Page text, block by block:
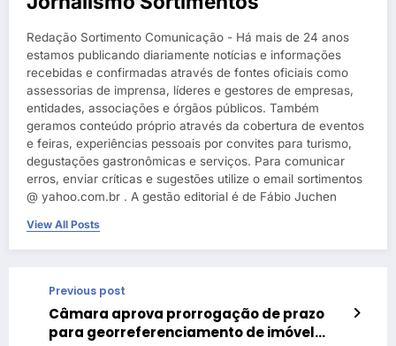
Redação Sortimento Comunicação - Há mais de 24 anos
estamos publicando diariamente notícias e informações
recebidas e confirmadas através de fontes oficiais como
assessorias de imprensa, líderes e gestores de empresas,
entidades, associações e órgãos públicos. Também
geramos conteúdo próprio através da cobertura de eventos
e feiras, experiências pessoais por convites para turismo,
degustações gastronômicas e serviços. Para comunicar
erros, enviar críticas e sugestões utilize o email sortimentos
@ yahoo.com.br . A gestão editorial é de Fábio Juchen
View All Posts
Previous post
Câmara aprova prorrogação de prazo
para georreferenciamento de imóvel